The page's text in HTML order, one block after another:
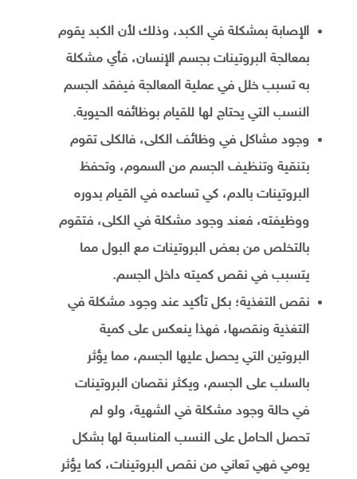
الإصابة بمشكلة في الكبد، وذلك لأن الكبد يقوم
بمعالجة البروتينات بجسم الإنسان، فأي مشكلة
به تسبب خلل في عملية المعالجة فيفقد الجسم
النسب التي يحتاج لها للقيام بوظائفه الحيوية.
وجود مشاكل في وظائف الكلى، فالكلى تقوم
بتنقية وتنظيف الجسم من السموم، وتحفظ
البروتينات بالدم، كي تساعده في القيام بدوره
ووظيفته، فعند وجود مشكلة في الكلى، فتقوم
بالتخلص من بعض البروتينات مع البول مما
يتسبب في نقص كميته داخل الجسم.
نقص التغذية؛ بكل تأكيد عند وجود مشكلة في
التغذية ونقصها، فهذا ينعكس على كمية
البروتين التي يحصل عليها الجسم، مما يؤثر
بالسلب على الجسم، ويكثر نقصان البروتينات
في حالة وجود مشكلة في الشهية، ولو لم
تحصل الحامل على النسب المناسبة لها بشكل
يومي فهي تعاني من نقص البروتينات، كما يؤثر